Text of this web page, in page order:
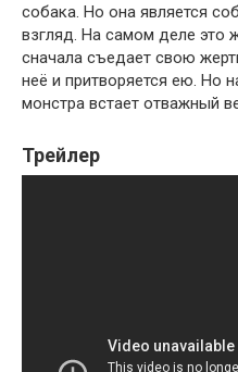
собака. Но она является
взгляд. На самом деле это
сначала съедает свою
неё и притворяется ею. Но
монстра встает отважный
Трейлер